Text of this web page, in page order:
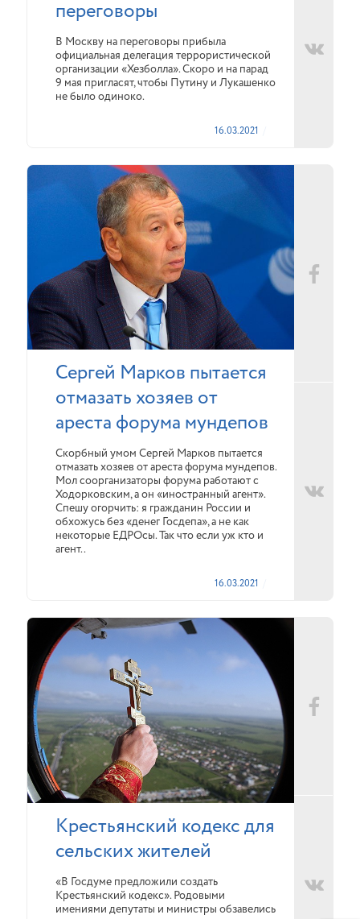
переговоры
В Москву на переговоры прибыла
официальная делегация террористической
организации «Хезболла». Скоро и на парад
9 мая пригласят, чтобы Путину и Лукашенко
не было одиноко.
16.03.2021
Сергей Марков пытается
отмазать хозяев от
ареста форума мундепов
Скорбный умом Сергей Марков пытается
отмазать хозяев от ареста форума мундепов.
Мол соорганизаторы форума работают с
Ходорковским, а он «иностранный агент».
Спешу огорчить: я гражданин России и
обхожусь без «денег Госдепа», а не как
некоторые ЕДРОсы. Так что если уж кто и
агент..
16.03.2021
Крестьянский кодекс для
сельских жителей
«В Госдуме предложили создать
Крестьянский кодекс». Родовыми
имениями депутаты и министры обзавелись